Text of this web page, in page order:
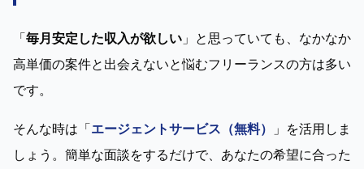
「毎月安定した収入が欲しい 」と思っていても、なかなか
高単価の案件と出会えないと悩むフリーランスの方は多い
です。
そんな時は「エージェントサービス（無料）
」を活用しま
しょう。簡単な面談をするだけで、あなたの希望に合った